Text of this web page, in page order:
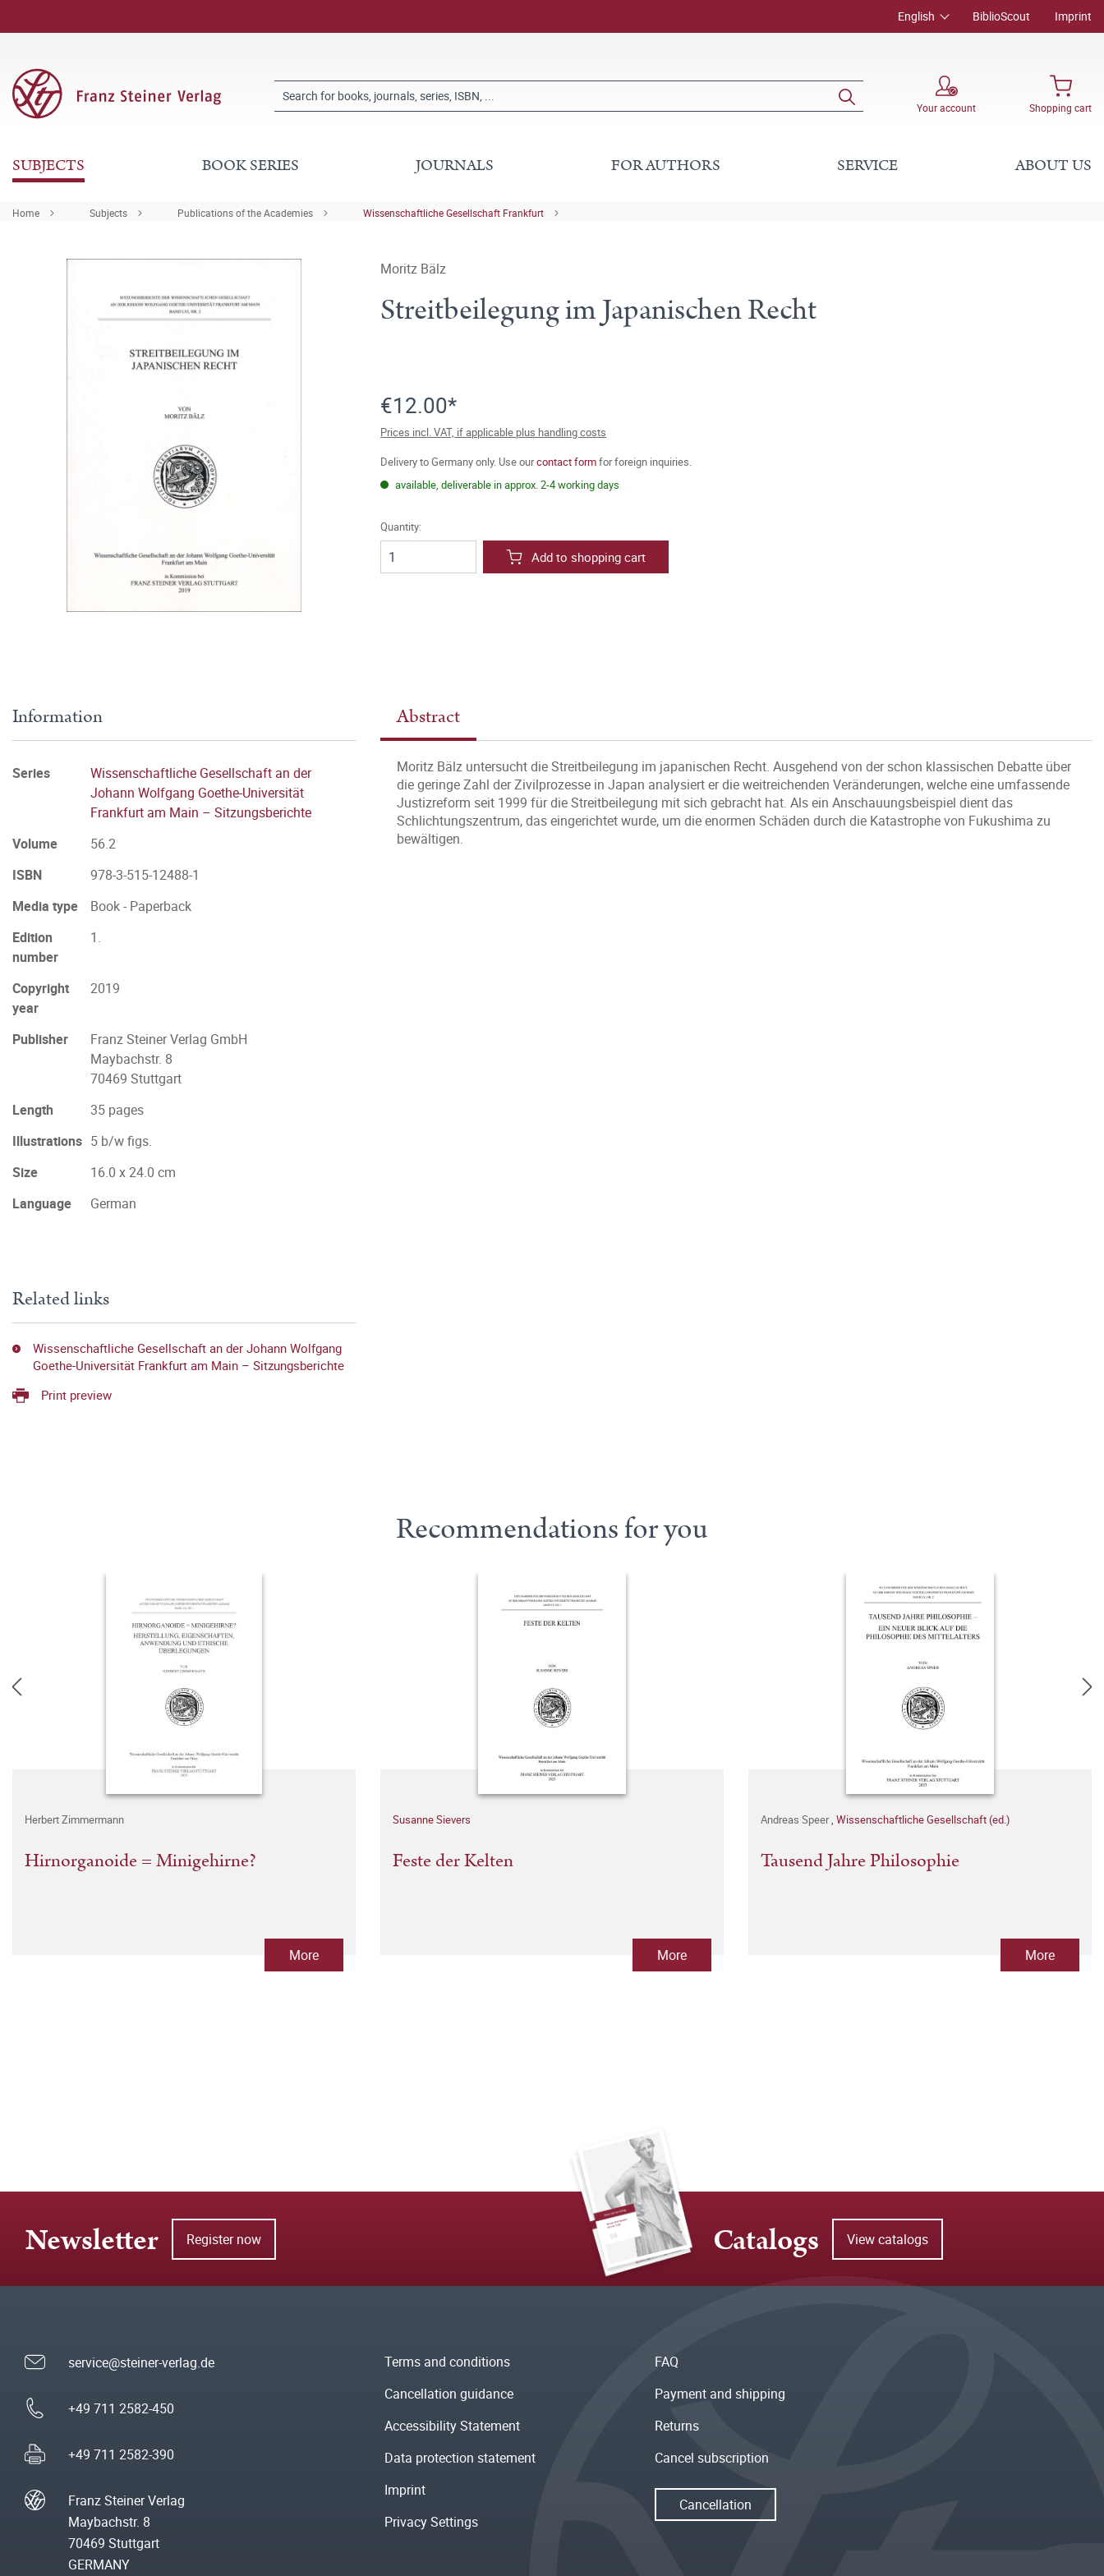
English BiblioScout Imprint
Your account Shopping cart
SUBJECTS BOOK SERIES JOURNALS FOR AUTHORS SERVICE ABOUT US
Home Subjects Publications of the Academies Wissenschaftliche Gesellschaft Frankfurt
Moritz Bälz
Streitbeilegung im Japanischen Recht
€12.00*
Prices incl. VAT, if applicable plus handling costs
Delivery to Germany only. Use ourcontact formfor foreign inquiries.
available, deliverable in approx. 2-4 working days
Quantity:
Add to shopping cart
Abstract
Moritz Bälz untersucht die Streitbeilegung im japanischen Recht. Ausgehend von der schon klassischen Debatte über
die geringe Zahl der Zivilprozesse in Japan analysiert er die weitreichenden Veränderungen, welche eine umfassende
Justizreform seit 1999 für die Streitbeilegung mit sich gebracht hat. Als ein Anschauungsbeispiel dient das
Schlichtungszentrum, das eingerichtet wurde, um die enormen Schäden durch die Katastrophe von Fukushima zu
bewältigen.
Information
Series
Wissenschaftliche Gesellschaft an der
Johann Wolfgang Goethe-Universität
Frankfurt am Main – Sitzungsberichte
Volume
56.2
ISBN
978-3-515-12488-1
Media type
Book - Paperback
Edition
number
1.
Copyright
year
2019
Publisher
Franz Steiner Verlag GmbH
Maybachstr. 8
70469 Stuttgart
Length
35 pages
Illustrations 5 b/w figs.
Size
16.0 x 24.0 cm
Language
German
Related links
Wissenschaftliche Gesellschaft an der Johann Wolfgang
Goethe-Universität Frankfurt am Main – Sitzungsberichte
Print preview
Recommendations for you
Herbert Zimmermann
Hirnorganoide = Minigehirne?
More
Susanne Sievers
Feste der Kelten
More
Andreas Speer, Wissenschaftliche Gesellschaft (ed.)
Tausend Jahre Philosophie
More
Newsletter Register now Catalogs View catalogs
service@steiner-verlag.de
+49 711 2582-450
+49 711 2582-390
Franz Steiner Verlag
Maybachstr. 8
70469 Stuttgart
GERMANY
Terms and conditions
Cancellation guidance
Accessibility Statement
Data protection statement
Imprint
Privacy Settings
FAQ
Payment and shipping
Returns
Cancel subscription
Cancellation